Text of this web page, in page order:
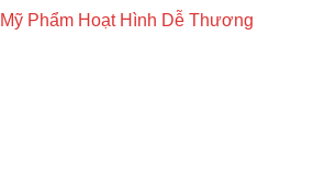
Phẩm Hoạt Hình Dễ Thương